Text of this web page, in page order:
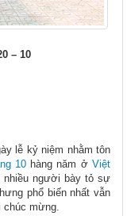
– 10
lễ kỷ niệm nhằm tôn
10hàng năm ởViệt
nhiều người bày tỏ sự
phổ biến nhất vẫn
chúc mừng.